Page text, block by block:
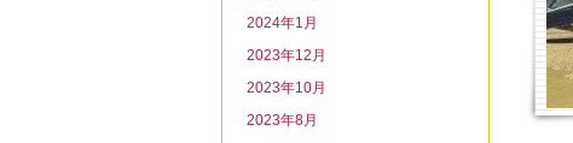
2024年1月
2023年12月
2023年10月
2023年8月